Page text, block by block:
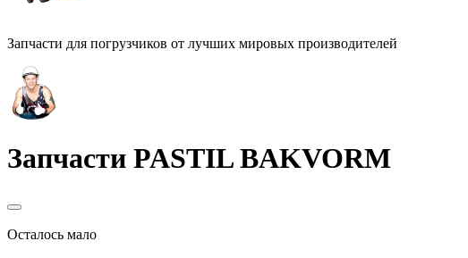
Запчасти для погрузчиков от лучших мировых производителей
Запчасти PASTIL BAKVORM
Осталось мало